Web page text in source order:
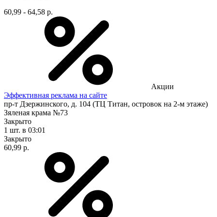
60,99 - 64,58 р.
Акции
Эффективная реклама на сайте
пр-т Дзержинского, д. 104 (ТЦ Титан, островок на 2-м этаже)
Зяленая крама №73
Закрыто
1 шт. в 03:01
Закрыто
60,99 р.